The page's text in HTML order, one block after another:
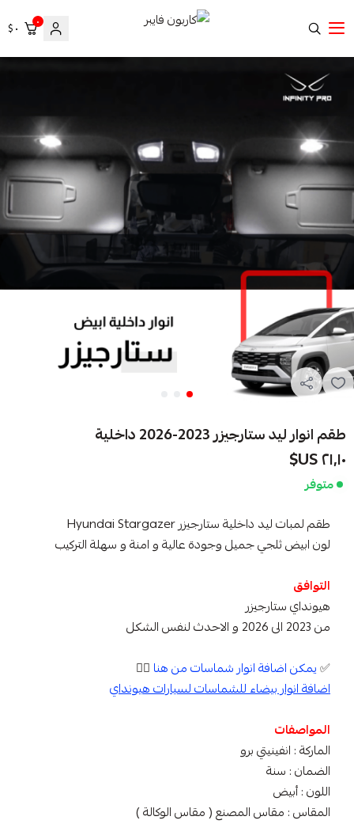
٠ ٠ $
طقم انوار ليد ستارجيزر 2023-2026 داخلية
٢١٫١٠ US$
متوفر
طقم لمبات ليد داخلية ستارجيزر Hyundai Stargazer
لون ابيض ثلجي جميل وجودة عالية و امنة و سهلة التركيب
التوافق
هيونداي ستارجيزر
من 2023 الى 2026 و الاحدث لنفس الشكل
✅يمكن اضافة انوار شماسات من هنا 👇🏼
اضافة انوار بيضاء للشماسات لسيارات هيونداي
المواصفات
الماركة : انفينيتي برو
الضمان : سنة
اللون : أبيض
المقاس : مقاس المصنع ( مقاس الوكالة )